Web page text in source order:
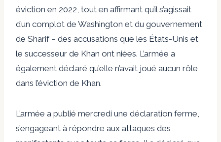
éviction en 2022, tout en affirmant qu’il s’agissait
d’un complot de Washington et du gouvernement
de Sharif – des accusations que les États-Unis et
le successeur de Khan ont niées. L’armée a
également déclaré qu’elle n’avait joué aucun rôle
dans l’éviction de Khan.
L’armée a publié mercredi une déclaration ferme,
s’engageant à répondre aux attaques des